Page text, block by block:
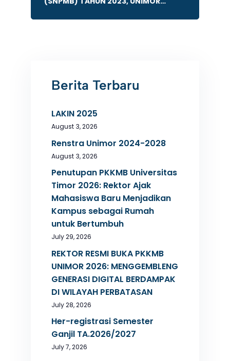
Berita Terbaru
LAKIN 2025
August 3, 2026
Renstra Unimor 2024-2028
August 3, 2026
Penutupan PKKMB Universitas
Timor 2026: Rektor Ajak
Mahasiswa Baru Menjadikan
Kampus sebagai Rumah
untuk Bertumbuh
July 29, 2026
REKTOR RESMI BUKA PKKMB
UNIMOR 2026: MENGGEMBLENG
GENERASI DIGITAL BERDAMPAK
DI WILAYAH PERBATASAN
July 28, 2026
Her-registrasi Semester
Ganjil TA.2026/2027
July 7, 2026